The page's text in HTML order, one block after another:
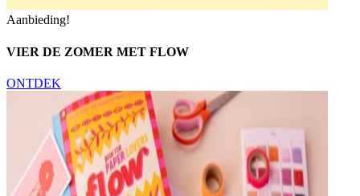
Aanbieding!
VIER DE ZOMER MET FLOW
ONTDEK